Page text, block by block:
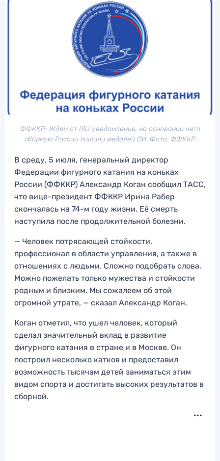
ФФККР: Ждем от ISU уведомление, на основании чего
сборную России лишили медалей ОИ. Фото: ФФККР
В среду, 5 июля, генеральный директор
Федерации фигурного катания на коньках
России (ФФККР) Александр Коган сообщил ТАСС,
что вице-президент ФФККР Ирина Рабер
скончалась на 74-м году жизни. Её смерть
наступила после продолжительной болезни.
— Человек потрясающей стойкости,
профессионал в области управления, а также в
отношениях с людьми. Сложно подобрать слова.
Можно пожелать только мужества и стойкости
родным и близким. Мы сожалеем об этой
огромной утрате, — сказал Александр Коган.
Коган отметил, что ушел человек, который
сделал значительный вклад в развитие
фигурного катания в стране и в Москве. Он
построил несколько катков и предоставил
возможность тысячам детей заниматься этим
видом спорта и достигать высоких результатов в
сборной.